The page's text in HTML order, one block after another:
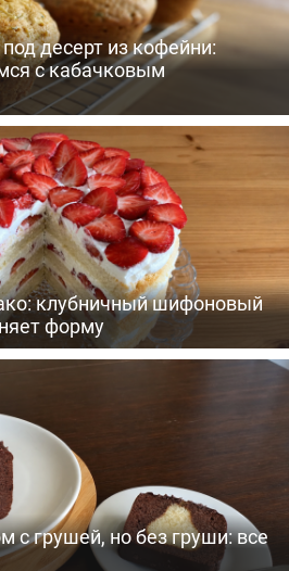
десерт из кофейни:
с кабачковым
клубничный шифоновый
форму
с грушей, но без груши: все